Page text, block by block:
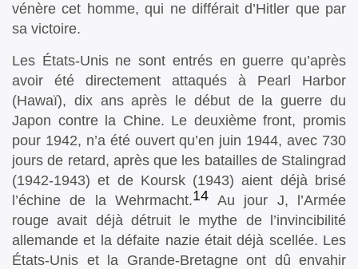
vénère cet homme, qui ne différait d’Hitler que par
sa victoire.
Les États-Unis ne sont entrés en guerre qu’après
avoir été directement attaqués à Pearl Harbor
(Hawaï), dix ans après le début de la guerre du
Japon contre la Chine. Le deuxième front, promis
pour 1942, n’a été ouvert qu’en juin 1944, avec 730
jours de retard, après que les batailles de Stalingrad
(1942-1943) et de Koursk (1943) aient déjà brisé
l’échine de la Wehrmacht.14 Au jour J, l’Armée
rouge avait déjà détruit le mythe de l’invincibilité
allemande et la défaite nazie était déjà scellée. Les
États-Unis et la Grande-Bretagne ont dû envahir